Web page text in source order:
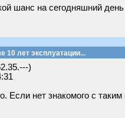
шанс на сегодняшний
10 лет эксплуатации...
)
Если нет знакомого с